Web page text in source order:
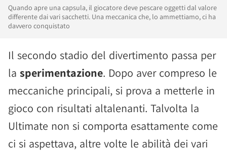
Quando apre una capsula, il giocatore deve pescare oggetti dal valore
differente dai vari sacchetti. Una meccanica che, lo ammettiamo, ci ha
davvero conquistato
Il secondo stadio del divertimento passa per
la sperimentazione. Dopo aver compreso le
meccaniche principali, si prova a metterle in
gioco con risultati altalenanti. Talvolta la
Ultimate non si comporta esattamente come
ci si aspettava, altre volte le abilità dei vari